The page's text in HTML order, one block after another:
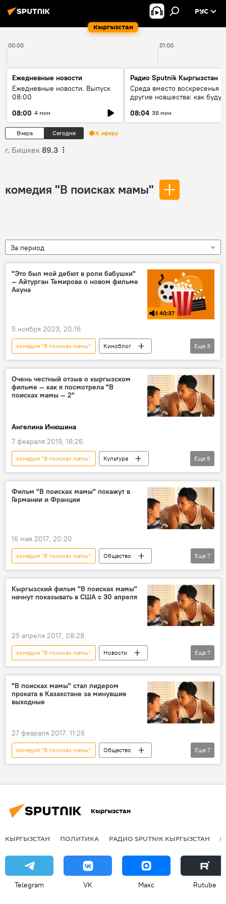
Кыргызстан
РУС
00:00 01:00
Ежедневные новости
Ежедневные новости. Выпуск
08:00
08:00 4 мин
Радио Sputnik Кыргызстан
Среда вместо воскресенья и
другие новшества: как будут
08:04 38 мин
Вчера Сегодня К эфиру
г. Бишкек 89.3
комедия "В поисках мамы"
За период
"Это был мой дебют в роли бабушки"
— Айтурган Темирова о новом фильме
Акуна
40:37
5 ноября 2023, 20:16
комедия "В поисках мамы"
Киноблог
Кыргызстан
Руслан Акун
Айтурган Темирова
Еще 3
Очень честный отзыв о кыргызском
фильме — как я посмотрела "В
поисках мамы — 2"
Ангелина Инюшина
7 февраля 2019, 18:26
комедия "В поисках мамы"
Культура
Кыргызстан
Общество
Новости
Руслан Акун
Азамат Уланов фильм
Еще 6
Фильм "В поисках мамы" покажут в
Германии и Франции
16 мая 2017, 20:20
комедия "В поисках мамы"
Общество
Новости
Кыргызстан
Культура
Руслан Акун
фильм
показ
кинопрокат
Еще 7
Кыргызский фильм "В поисках мамы"
начнут показывать в США с 30 апреля
25 апреля 2017, 08:28
комедия "В поисках мамы"
Новости
Кыргызстан
Культура
Руслан Акун
фильм
мама
показ
кинопрокат
Еще 7
"В поисках мамы" стал лидером
проката в Казахстане за минувшие
выходные
27 февраля 2017, 11:26
комедия "В поисках мамы"
Общество
Новости
Кыргызстан
Культура
Еще 7
Кыргызстан
КЫРГЫЗСТАН ПОЛИТИКА РАДИО SPUTNIK КЫРГЫЗСТАН
Telegram VK Макс Rutube